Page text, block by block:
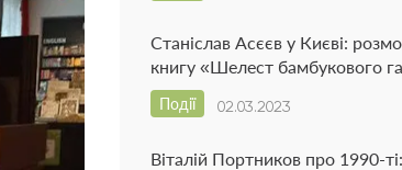
Станіслав Асєєв у Києві:
книгу «Шелест бамбукового
02.03.2023
Події
Віталій Портников про 1990-